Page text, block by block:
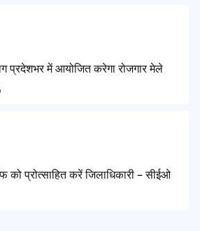
प्रदेशभर में आयोजित करेगा रोजगार मेले
प्रोत्साहित करें जिलाधिकारी – सीईओ